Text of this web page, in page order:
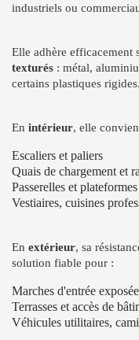
industriels ou
Elle adhère efficacement
texturés : métal,
certains plastiques rigides.
En intérieur, elle
Escaliers et paliers
Quais de chargement et
Passerelles et
Vestiaires, cuisines
En extérieur, sa
solution fiable pour :
Marches d'entrée
Terrasses et accès de
Véhicules utilitaires,